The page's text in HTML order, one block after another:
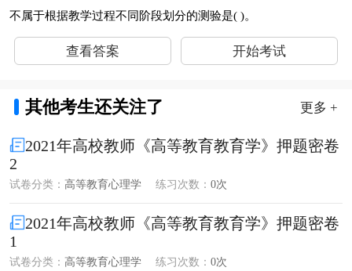
不属于根据教学过程不同阶段划分的测验是( )。
查看答案 开始考试
其他考生还关注了 更多 +
2021年高校教师《高等教育教育学》押题密卷
2
试卷分类： 高等教育心理学 练习次数： 0次
2021年高校教师《高等教育教育学》押题密卷
1
试卷分类： 高等教育心理学 练习次数： 0次